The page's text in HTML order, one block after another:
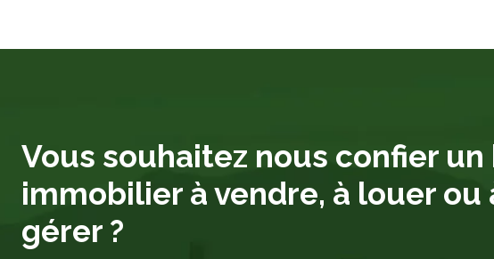
Vous souhaitez nous confier un
immobilier à vendre, à louer ou
gérer ?